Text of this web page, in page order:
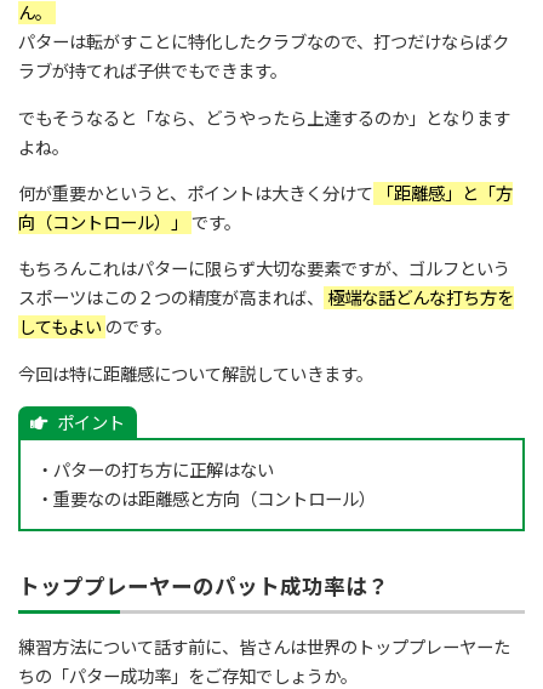
ん。
パターは転がすことに特化したクラブなので、打つだけならばク
ラブが持てれば子供でもできます。
でもそうなると「なら、どうやったら上達するのか」となります
よね。
何が重要かというと、ポイントは大きく分けて 「距離感」と「方
向（コントロール）」 です。
もちろんこれはパターに限らず大切な要素ですが、ゴルフという
スポーツはこの２つの精度が高まれば、
極端な話どんな打ち方を
してもよい のです。
今回は特に距離感について解説していきます。
・パターの打ち方に正解はない
・重要なのは距離感と方向（コントロール）
トッププレーヤーのパット成功率は？
練習方法について話す前に、皆さんは世界のトッププレーヤーた
ちの「パター成功率」をご存知でしょうか。